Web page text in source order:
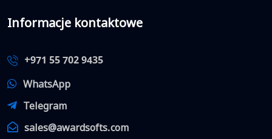
Informacje kontaktowe
+971 55 702 9435
WhatsApp
Telegram
sales@awardsofts.com